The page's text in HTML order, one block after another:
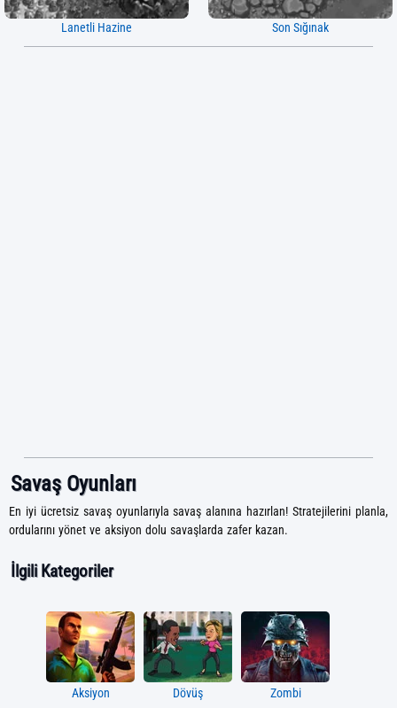
Lanetli Hazine Son Sığınak
Savaş Oyunları
En iyi ücretsiz savaş oyunlarıyla savaş alanına hazırlan! Stratejilerini planla,
ordularını yönet ve aksiyon dolu savaşlarda zafer kazan.
İlgili Kategoriler
Aksiyon Dövüş Zombi